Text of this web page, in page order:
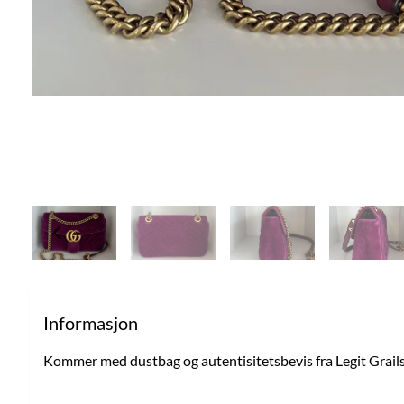
Informasjon
Kommer med dustbag og autentisitetsbevis fra Legit